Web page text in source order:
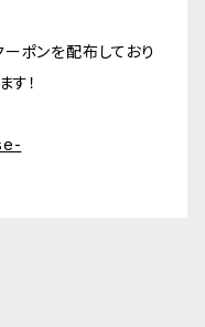
ポンを配布しており
す！